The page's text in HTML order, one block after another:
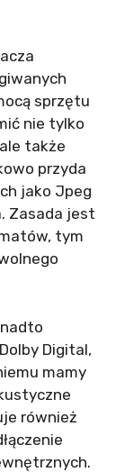
sprzętu
nie tylko
także
przyda
jako Jpeg
Zasada jest
tym
Digital,
mamy
również